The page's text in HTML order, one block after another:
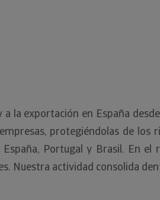
la exportación en España
protegiéndolas de los
Portugal y Brasil. En
Nuestra actividad consolida